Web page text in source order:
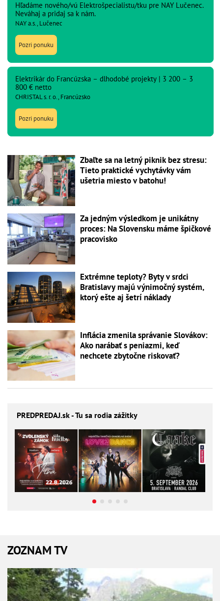
Hľadáme nového/vú Elektrošpecialistu/tku pre NAY Lučenec.
Neváhaj a pridaj sa k nám.
NAY a.s., Lučenec
Pozri ponuku
Elektrikár do Francúzska – dlhodobé projekty | 3 200 – 3
800 € netto
CHRISTAL s. r. o., Francúzsko
Pozri ponuku
Zbaľte sa na letný piknik bez stresu:
Tieto praktické vychytávky vám
ušetria miesto v batohu!
Za jedným výsledkom je unikátny
proces: Na Slovensku máme špičkové
pracovisko
Extrémne teploty? Byty v srdci
Bratislavy majú výnimočný systém,
ktorý ešte aj šetrí náklady
Inflácia zmenila správanie Slovákov:
Ako narábať s peniazmi, keď
nechcete zbytočne riskovať?
PREDPREDAJ.sk - Tu sa rodia zážitky
ZOZNAM TV